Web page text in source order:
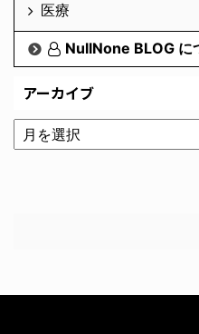
医療
NullNone BLOG に
アーカイブ